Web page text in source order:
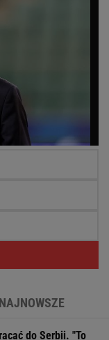
NAJNOWSZE
do Serbii. "To